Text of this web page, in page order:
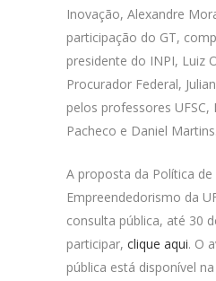
Inovação, Alexandre
participação do GT,
presidente do INPI, Luiz
Procurador Federal,
pelos professores UFSC,
Pacheco e Daniel Martins.
A proposta da Política
Empreendedorismo da
consulta pública, até 30
participar, clique aqui. O
pública está disponível